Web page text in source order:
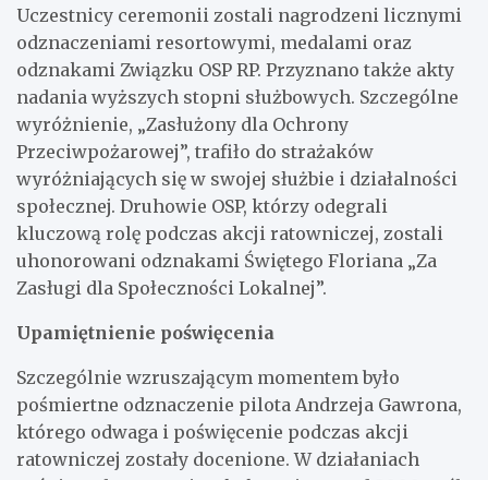
Uczestnicy ceremonii zostali nagrodzeni licznymi
odznaczeniami resortowymi, medalami oraz
odznakami Związku OSP RP. Przyznano także akty
nadania wyższych stopni służbowych. Szczególne
wyróżnienie, „Zasłużony dla Ochrony
Przeciwpożarowej”, trafiło do strażaków
wyróżniających się w swojej służbie i działalności
społecznej. Druhowie OSP, którzy odegrali
kluczową rolę podczas akcji ratowniczej, zostali
uhonorowani odznakami Świętego Floriana „Za
Zasługi dla Społeczności Lokalnej”.
Upamiętnienie poświęcenia
Szczególnie wzruszającym momentem było
pośmiertne odznaczenie pilota Andrzeja Gawrona,
którego odwaga i poświęcenie podczas akcji
ratowniczej zostały docenione. W działaniach